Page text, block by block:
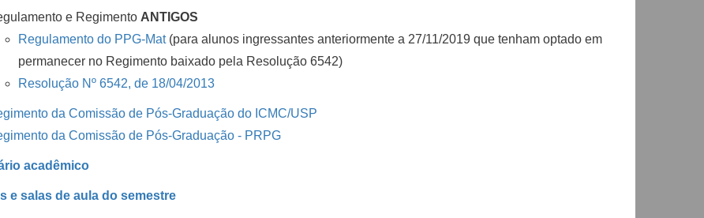
e Regimento ANTIGOS
Regulamento do PPG-Mat(para alunos ingressantes anteriormente a 27/11/2019 que tenham optado em
permanecer no Regimento baixado pela Resolução 6542)
Resolução Nº 6542, de 18/04/2013
da Comissão de Pós-Graduação do ICMC/USP
da Comissão de Pós-Graduação - PRPG
acadêmico
e salas de aula do semestre